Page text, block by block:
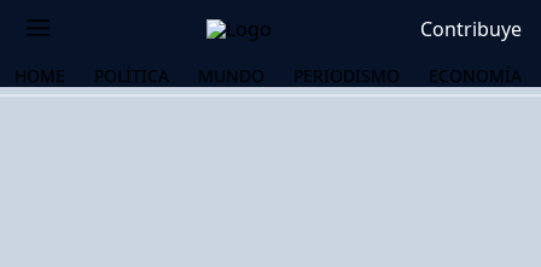
Contribuye
HOME POLÍTICA MUNDO PERIODISMO ECONOMÍA